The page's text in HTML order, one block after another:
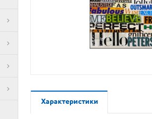
Характеристики